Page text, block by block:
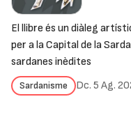
El llibre és un diàleg
per a la Capital de la
sardanes inèdites
Sardanisme Dc. 5 Ag.